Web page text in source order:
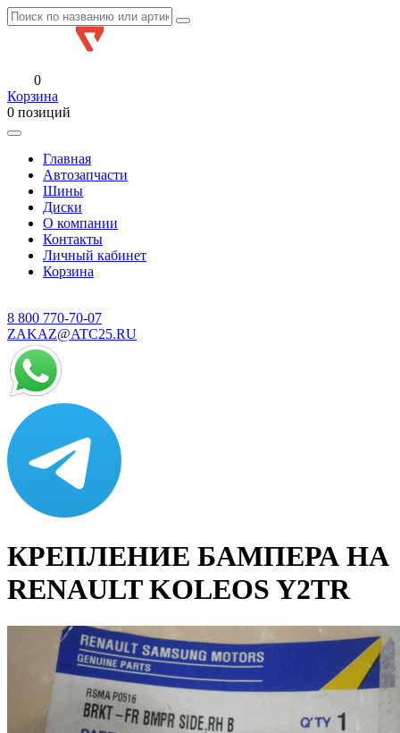
0
Корзина
0 позиций
Главная
Автозапчасти
Шины
Диски
О компании
Контакты
Личный кабинет
Корзина
8 800 770-70-07
ZAKAZ@ATC25.RU
КРЕПЛЕНИЕ БАМПЕРА НА
RENAULT KOLEOS Y2TR